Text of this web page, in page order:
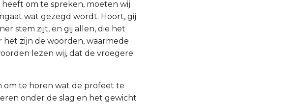
om te spreken, moeten wij
wat gezegd wordt. Hoort, gij
stem zijt, en gij allen, die het
zijn de woorden, waarmede
lezen wij, dat de vroegere
om te horen wat de profeet te
onder de slag en het gewicht